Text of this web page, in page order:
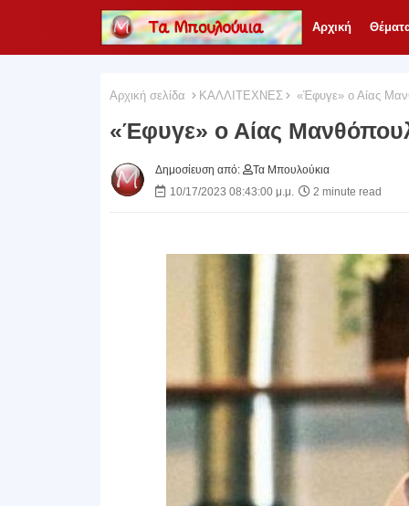
Αρχική
Αρχική σελίδα ΚΑΛΛΙΤΕΧΝΕΣ «Έφυγε» ο Αίας
«Έφυγε» ο Αίας
Δημοσίευση από:
Τα Μπουλούκια
10/17/2023 08:43:00 μ.μ.
2 minute read